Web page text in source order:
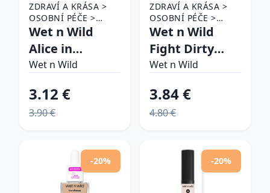
ZDRAVÍ A KRÁSA >
OSOBNÍ PÉČE >
KOSMETIKA > PÉČE
Wet n Wild
Alice in
Wonderland
Flowers lesk na
pery odtieň
Wet n Wild
3.12 €
3.90 €
ZDRAVÍ A KRÁSA >
OSOBNÍ PÉČE >
KOSMETIKA > PÉČE
Wet n Wild
Fight Dirty
fixačný sprej
detoxikačným
účinkom 65 ml
Wet n Wild
3.84 €
4.80 €
-20% -20%